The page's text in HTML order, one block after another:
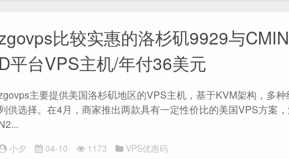
比较实惠的洛杉矶9929与
D平台VPS主机/年付36美元
主要提供美国洛杉矶地区的VPS主机，基于KVM架构，多
供选择。在4月，商家推出两款具有一定性价比的美国VPS方案
小夕 04-10 1173 VPS优惠码